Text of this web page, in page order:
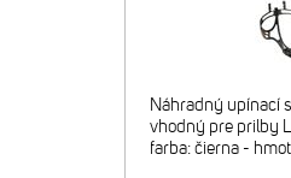
Náhradný upínací
vhodný pre prilby
farba: čierna -